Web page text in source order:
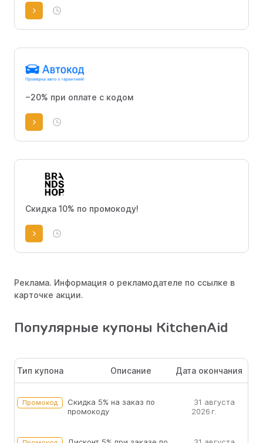
−20% при оплате с кодом
Скидка 10% по промокоду!
Реклама. Информация о рекламодателе по ссылке в
карточке акции.
Популярные купоны KitchenAid
Тип купона Описание Дата окончания
Промокод
Скидка 5% на заказ по
промокоду
31 августа
2026 г.